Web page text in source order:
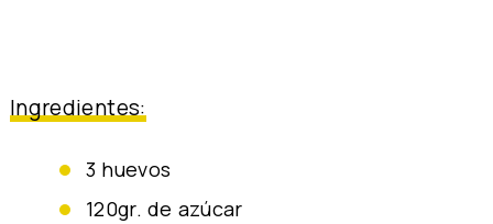
Ingredientes:
3 huevos
120gr. de azúcar